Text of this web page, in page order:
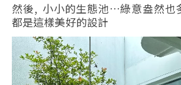
然後, 小小的生態池…綠意盎然也
都是這樣美好的設計